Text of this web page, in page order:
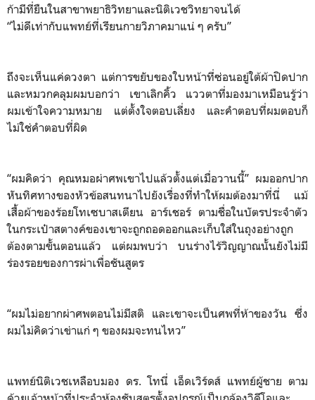
ก้ามีที่ยืนในสาขาพยาธิวิทยาและนิติเวชวิทยาจนได้
“ไม่ดีเท่ากับแพทย์ที่เรียนกายวิภาคมาแน่ ๆ ครับ”
ถึงจะเห็นแค่ดวงตา แต่การขยับของใบหน้าที่ซ่อนอยู่ใต้ผ้าปิดปาก
และหมวกคลุมผมบอกว่า เขาเลิกคิ้ว แววตาที่มองมาเหมือนรู้ว่า
ผมเข้าใจความหมาย แต่ตั้งใจตอบเลี่ยง และคำตอบที่ผมตอบก็
ไม่ใช่คำตอบที่ผิด
“ผมคิดว่า คุณหมอผ่าศพเขาไปแล้วตั้งแต่เมื่อวานนี้” ผมออกปาก
หันทิศทางของหัวข้อสนทนาไปยังเรื่องที่ทำให้ผมต้องมาที่นี่ แม้
เสื้อผ้าของร้อยโทเซบาสเตียน อาร์เชอร์ ตามชื่อในบัตรประจำตัว
ในกระเป๋าสตางค์ของเขาจะถูกถอดออกและเก็บใส่ในถุงอย่างถูก
ต้องตามขั้นตอนแล้ว แต่ผมพบว่า บนร่างไร้วิญญาณนั้นยังไม่มี
ร่องรอยของการผ่าเพื่อชันสูตร
“ผมไม่อยากผ่าศพตอนไม่มีสติ และเขาจะเป็นศพที่ห้าของวัน ซึ่ง
ผมไม่คิดว่าเข่าแก่ ๆ ของผมจะทนไหว”
แพทย์นิติเวชเหลือบมอง ดร. โทนี่ เอ็ดเวิร์ดส์ แพทย์ผู้ชาย ตาม